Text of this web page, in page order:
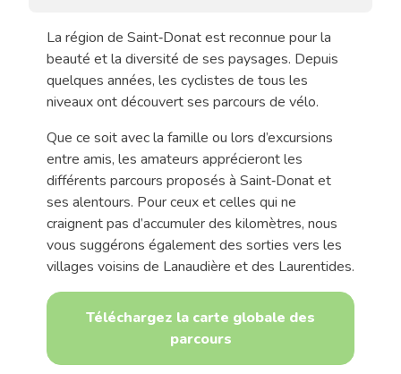
La région de Saint‑Donat est reconnue pour la
beauté et la diversité de ses paysages. Depuis
quelques années, les cyclistes de tous les
niveaux ont découvert ses parcours de vélo.
Que ce soit avec la famille ou lors d’excursions
entre amis, les amateurs apprécieront les
différents parcours proposés à Saint‑Donat et
ses alentours. Pour ceux et celles qui ne
craignent pas d’accumuler des kilomètres, nous
vous suggérons également des sorties vers les
villages voisins de Lanaudière et des Laurentides.
Téléchargez la carte globale des
parcours